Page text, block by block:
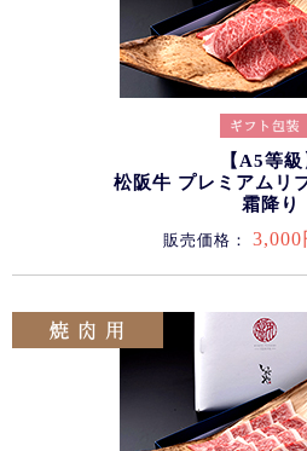
【A5等級
松阪牛 プレミアムリ
霜降り
販売価格： 3,000